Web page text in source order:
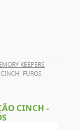
KEEPERS
-FUROS
CINCH -